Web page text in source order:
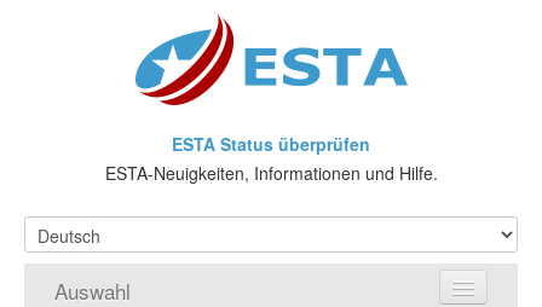
ESTA Status überprüfen
ESTA-Neuigkeiten, Informationen und Hilfe.
Auswahl